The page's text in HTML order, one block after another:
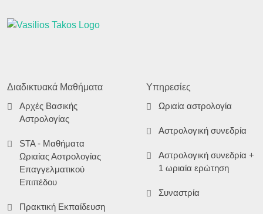
Διαδικτυακά Μαθήματα
Αρχές Βασικής
Αστρολογίας
STA - Μαθήματα
Ωριαίας Αστρολογίας
Επαγγελματικού
Επιπέδου
Πρακτική Εκπαίδευση
Υπηρεσίες
Ωριαία αστρολογία
Αστρολογική συνεδρία
Αστρολογική συνεδρία +
1 ωριαία ερώτηση
Συναστρία